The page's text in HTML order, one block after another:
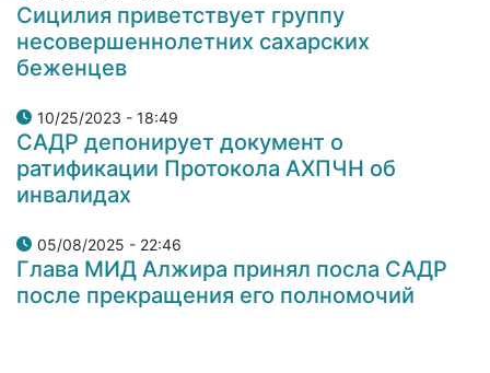
Сицилия приветствует группу
несовершеннолетних сахарских
беженцев
10/25/2023 - 18:49
САДР депонирует документ о
ратификации Протокола АХПЧН об
инвалидах
05/08/2025 - 22:46
Глава МИД Алжира принял посла САДР
после прекращения его полномочий